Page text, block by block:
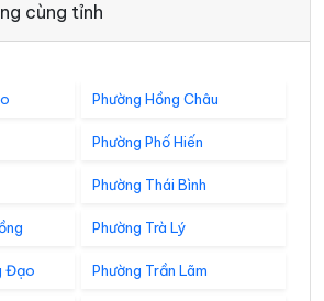
cùng tỉnh
Phường Hồng Châu
Phường Phố Hiến
Phường Thái Bình
Phường Trà Lý
Đạo Phường Trần Lãm